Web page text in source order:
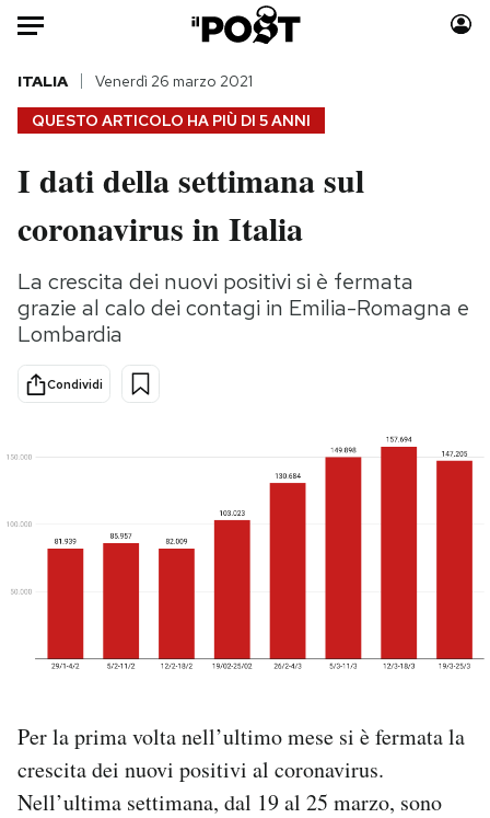
Auto
HOME
Italia
Politica
Tecnologia
Internet
Scienza
Cultura
Economia
Moda
Consumismi
Storie/Idee
Ok Boomer!
Mondiali calcio 2026
PODCAST
SHOP
QUESTO ARTICOLO HA PIÙ DI 5 ANNI
ITALIA Venerdì 26 marzo 2021
I dati della settimana sul
coronavirus in Italia
La crescita dei nuovi positivi si è fermata
grazie al calo dei contagi in Emilia-Romagna e
Lombardia
Condividi
Per la prima volta nell’ultimo mese si è fermata la
crescita dei nuovi positivi al coronavirus.
Nell’ultima settimana, dal 19 al 25 marzo, sono